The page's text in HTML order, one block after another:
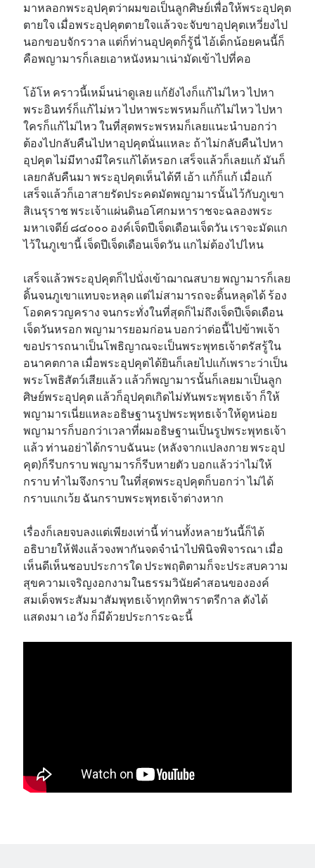
มาหลอกพระอุปคุตว่าผมขอเป็นลูกศิษย์เพื่อให้พระอุปคุต
ตายใจ เมื่อพระอุปคุตตายใจแล้วจะจับขาอุปคุตเหวี่ยงไป
นอกขอบจักรวาล แต่ก็ท่านอุปคุตก็รู้นี่ ไอ้เด็กน้อยคนนี้ก็
คือพญามารก็เลยเอาหนังหมาเน่ามัดเข้าไปที่คอ
โอ้โห คราวนี้เหม็นน่าดูเลย แก้ยังไงก็แก้ไม่ไหว ไปหา
พระอินทร์ก็แก้ไม่หว ไปหาพระพรหมก็แก้ไม่ไหว ไปหา
ใครก็แก้ไม่ไหว ในที่สุดพระพรหมก็เลยแนะนำบอกว่า
ต้องไปกลับคืนไปหาอุปคุตนั่นแหละ ถ้าไม่กลับคืนไปหา
อุปคุต ไม่มีทางมีใครแก้ได้หรอก เสร็จแล้วก็เลยแก้ มันก็
เลยกลับคืนมา พระอุปคุตเห็นได้ที เอ้า แก้ก็แก้ เมื่อแก้
เสร็จแล้วก็เอาสายรัดประคดมัดพญามารนั้นไว้กับภูเขา
สิเนรุราช พระเจ้าแผ่นดินอโศกมหาราชจะฉลองพระ
มหาเจดีย์ ๘๔๐๐๐ องค์เจ็ดปีเจ็ดเดือนเจ็ดวัน เราจะมัดแก
ไว้ในภูเขานี้ เจ็ดปีเจ็ดเดือนเจ็ดวัน แกไม่ต้องไปไหน
เสร็จแล้วพระอุปคุตก็ไปนั่งเข้าฌาณสบาย พญามารก็เลย
ดิ้นจนภูเขาแทบจะหลุด แต่ไม่สามารถจะดิ้นหลุดได้ ร้อง
โอดครวญคราง จนกระทั่งในที่สุดก็ไม่ถึงเจ็ดปีเจ็ดเดือน
เจ็ดวันหรอก พญามารยอมก่อน บอกว่าต่อนี้ไปข้าพเจ้า
ขอปรารถนาเป็นโพธิญาณจะเป็นพระพุทธเจ้าตรัสรู้ใน
อนาคตกาล เมื่อพระอุปคุตได้ยินก็เลยไปแก้เพราะว่าเป็น
พระโพธิสัตว์เสียแล้ว แล้วก็พญามารนั้นก็เลยมาเป็นลูก
ศิษย์พระอุปคุต แล้วก็อุปคุตเกิดไม่ทันพระพุทธเจ้า ก็ให้
พญามารเนี่ยแหละอธิษฐานรูปพระพุทธเจ้าให้ดูหน่อย
พญามารก็บอกว่าเวลาที่ผมอธิษฐานเป็นรูปพระพุทธเจ้า
แล้ว ท่านอย่าได้กราบฉันนะ (หลังจากแปลงกาย พระอุป
คุต)ก็รีบกราบ พญามารก็รีบหายตัว บอกแล้วว่าไม่ให้
กราบ ทำไมจึงกราบ ในที่สุดพระอุปคุตก็บอกว่า ไม่ได้
กราบแกเว้ย ฉันกราบพระพุทธเจ้าต่างหาก
เรื่องก็เลยจบลงแต่เพียงเท่านี้ ท่านทั้งหลายวันนี้ก็ได้
อธิบายให้ฟังแล้วจงพากันจดจำนำไปพินิจพิจารณา เมื่อ
เห็นดีเห็นชอบประการใด ประพฤติตามก็จะประสบความ
สุขความเจริญงอกงามในธรรมวินัยคำสอนขององค์
สมเด็จพระสัมมาสัมพุทธเจ้าทุกทิพาราตรีกาล ดังได้
แสดงมา เอวัง ก็มีด้วยประการะฉะนี้